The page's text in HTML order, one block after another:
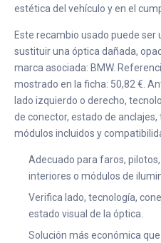
estética del vehículo y en el
Este recambio usado puede
sustituir una óptica dañada,
marca asociada: BMW.
mostrado en la ficha: 50,82 €.
lado izquierdo o derecho,
de conector, estado de
módulos incluidos y
Adecuado para faros,
interiores o módulos de
Verifica lado, tecnología,
estado visual de la óptica.
Solución más económica